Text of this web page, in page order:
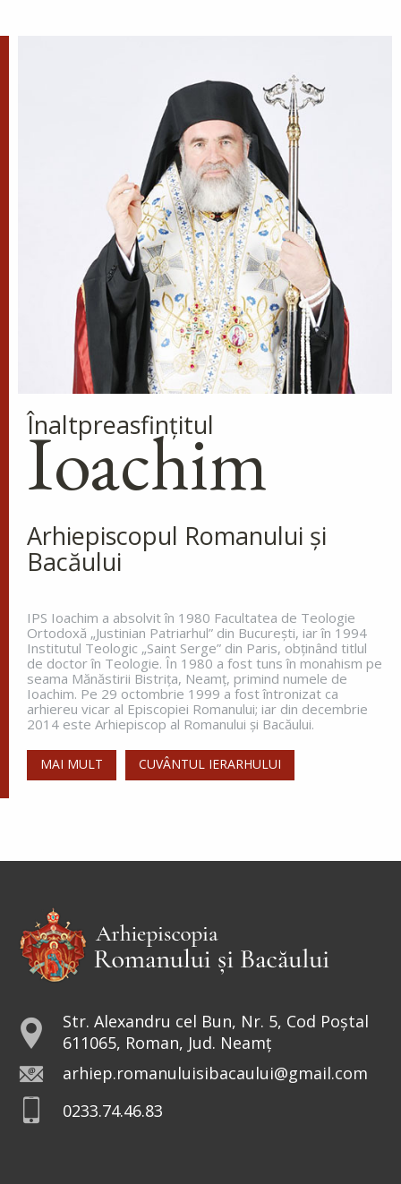
Hristos.
Apostolul zilei
Fraților, v-am scris vouă aceasta, ca nu cumva, la
venirea mea, să am întristare de la aceia care
trebuie să mă bucure, fiind încredințat despre voi
toți că bucuria mea este și...
Ap. II Corinteni 2, 3-15
Evanghelia zilei
Zis-a Domnul către iudeii care veniseră la Dânsul:
Vai vouă, cărturarilor și fariseilor fățarnici! Pentru
că închideți Împărăția Cerurilor înaintea oamenilor;
Înaltpreasfinţitul
Ioachim
Arhiepiscopul Romanului și
Bacăului
IPS Ioachim a absolvit în 1980 Facultatea de Teologie
Ortodoxă „Justinian Patriarhul” din Bucureşti, iar în 1994
Institutul Teologic „Saint Serge” din Paris, obţinând titlul
de doctor în Teologie. În 1980 a fost tuns în monahism pe
seama Mănăstirii Bistriţa, Neamţ, primind numele de
Ioachim. Pe 29 octombrie 1999 a fost întronizat ca
arhiereu vicar al Episcopiei Romanului; iar din decembrie
2014 este Arhiepiscop al Romanului și Bacăului.
MAI MULT CUVÂNTUL IERARHULUI
Str. Alexandru cel Bun, Nr. 5, Cod Poștal
611065, Roman, Jud. Neamț
arhiep.romanuluisibacaului@gmail.com
0233.74.46.83